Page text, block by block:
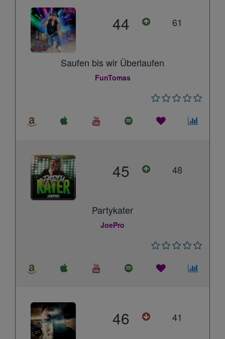
44 61
Saufen bis wir Überlaufen
FunTomas
45 48
Partykater
JoePro
46 41